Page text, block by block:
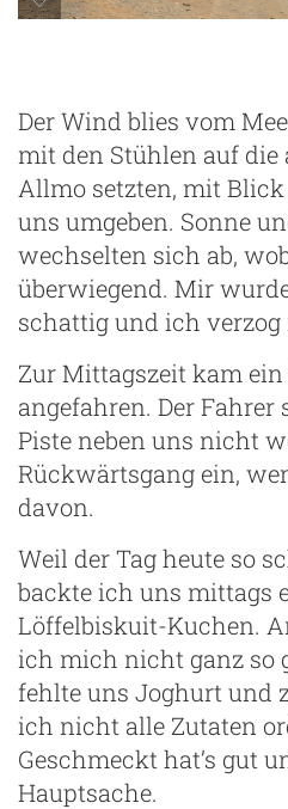
Der Wind blies vom
mit den Stühlen auf die
Allmo setzten, mit Blick
uns umgeben. Sonne
wechselten sich ab,
überwiegend. Mir
schattig und ich
Zur Mittagszeit kam ein
angefahren. Der Fahrer
Piste neben uns nicht
Rückwärtsgang ein,
davon.
Weil der Tag heute so
backte ich uns mittags
Löffelbiskuit-Kuchen.
ich mich nicht ganz so
fehlte uns Joghurt und
ich nicht alle Zutaten
Geschmeckt hat’s gut
Hauptsache.